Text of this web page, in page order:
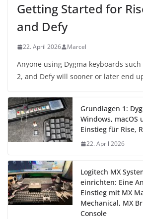
Getting Started for
and Defy
22. April 2026 Marcel
Anyone using Dygma keyboards such
2, and Defy will sooner or later end
Grundlagen 1:
Windows, macOS
Einstieg für Rise,
22. April 2026
Logitech MX
einrichten: Eine
Einstieg mit MX
Mechanical, MX
Console